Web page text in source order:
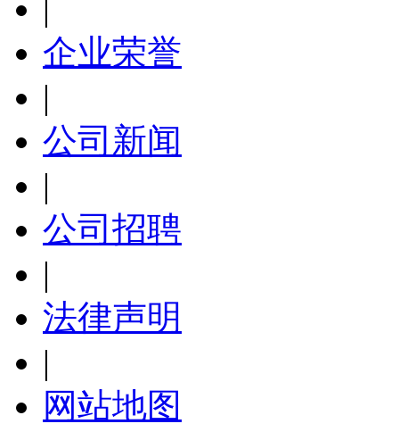
|
企业荣誉
|
公司新闻
|
公司招聘
|
法律声明
|
网站地图